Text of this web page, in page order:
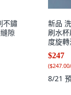
不鏽
隙
新品
刷水
度旋
口品質
$247
(
8/21